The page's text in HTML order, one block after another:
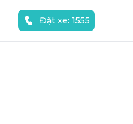
Đặt xe: 1555